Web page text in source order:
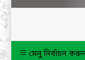
মেনু নির্বাচন